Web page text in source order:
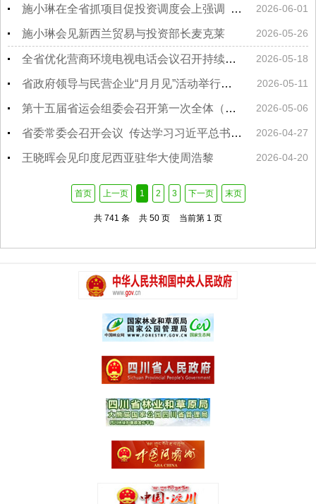
2026-06-01
施小琳在全省抓项目促投资调度会上强调 “六个一批”加快项目建设 以重大项目稳中有进支撑经济大盘量质齐升
2026-05-26
施小琳会见新西兰贸易与投资部长麦克莱
2026-05-18
全省优化营商环境电视电话会议召开持续推动营商环境从控成本向优生态迭代升级
2026-05-11
省政府领导与民营企业“月月见”活动举行提升文旅和银发经济产业综合能级
2026-05-06
第十五届省运会组委会召开第一次全体（扩大）会议高标准推进筹备冲刺阶段各项工作
2026-04-27
省委常委会召开会议 传达学习习近平总书记有关重要讲话重要指示精神和中央有关会议精神 研究我省贯彻落实意见
2026-04-20
王晓晖会见印度尼西亚驻华大使周浩黎
首页 上一页 1 2 3 下一页 末页
共 741 条 共 50 页 当前第 1 页